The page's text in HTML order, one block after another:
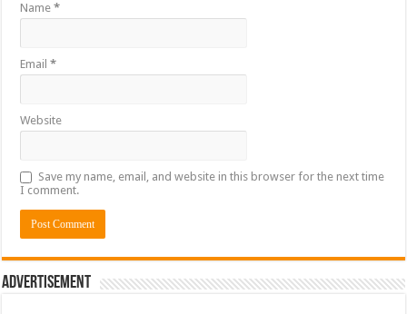
Name*
Email*
Website
Save my name, email, and website in this browser for the next time
I comment.
Advertisement